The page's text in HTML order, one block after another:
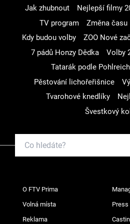
Jak zhubnout Nejlepší filmy
TV program
Změna času
Kdy budou volby
ZOO Nové
7 pádů Honzy Dědka
Volby
Tatarák podle
Pěstování lichořeřišnice
Tvarohové knedlíky
Švestkový
O FTV Prima
Volná místa Press
Reklama